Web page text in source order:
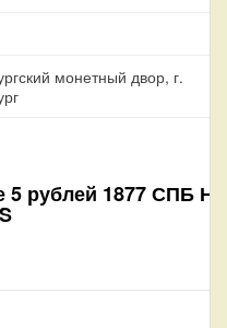
монетный двор, г.
5 рублей 1877 СПБ